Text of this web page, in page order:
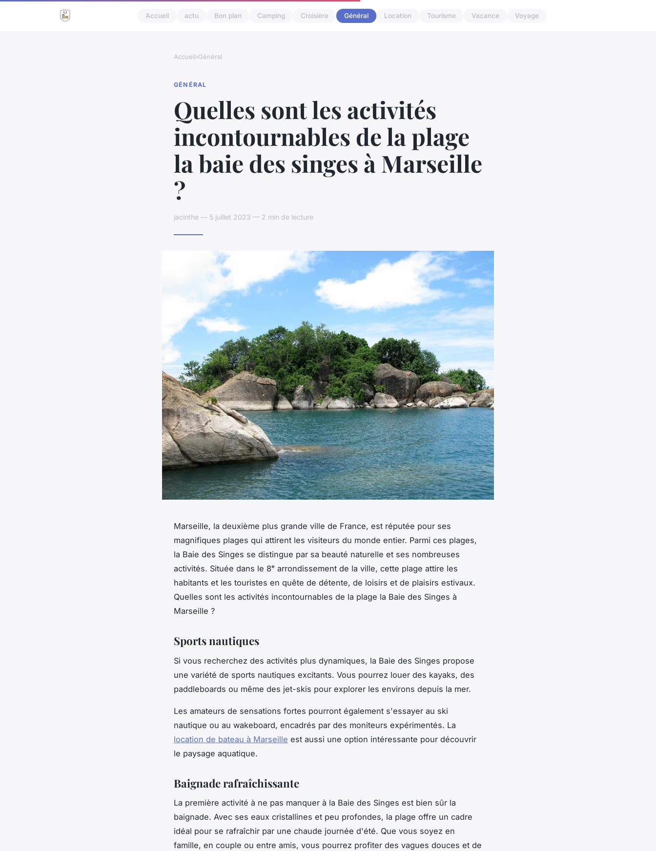
Accueil actu Bon plan Camping Croisière Général Location Tourisme Vacance Voyage
Accueil›Général
GÉNÉRAL
Quelles sont les activités
incontournables de la plage
la baie des singes à Marseille
?
jacinthe — 5 juillet 2023 — 2 min de lecture
Marseille, la deuxième plus grande ville de France, est réputée pour ses
magnifiques plages qui attirent les visiteurs du monde entier. Parmi ces plages,
la Baie des Singes se distingue par sa beauté naturelle et ses nombreuses
activités. Située dans le 8ᵉ arrondissement de la ville, cette plage attire les
habitants et les touristes en quête de détente, de loisirs et de plaisirs estivaux.
Quelles sont les activités incontournables de la plage la Baie des Singes à
Marseille ?
Sports nautiques
Si vous recherchez des activités plus dynamiques, la Baie des Singes propose
une variété de sports nautiques excitants. Vous pourrez louer des kayaks, des
paddleboards ou même des jet-skis pour explorer les environs depuis la mer.
Les amateurs de sensations fortes pourront également s'essayer au ski
nautique ou au wakeboard, encadrés par des moniteurs expérimentés. La
location de bateau à Marseille est aussi une option intéressante pour découvrir
le paysage aquatique.
Baignade rafraîchissante
La première activité à ne pas manquer à la Baie des Singes est bien sûr la
baignade. Avec ses eaux cristallines et peu profondes, la plage offre un cadre
idéal pour se rafraîchir par une chaude journée d'été. Que vous soyez en
famille, en couple ou entre amis, vous pourrez profiter des vagues douces et de